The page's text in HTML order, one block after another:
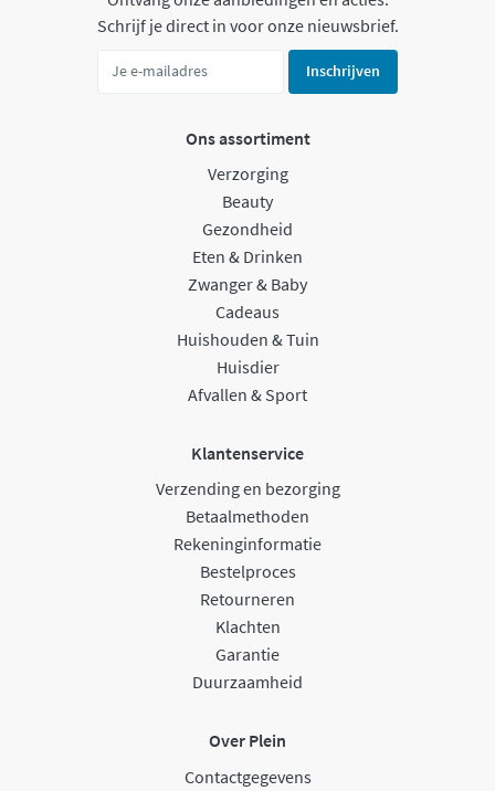
Schrijf je direct in voor onze nieuwsbrief.
Inschrijven
Ons assortiment
Verzorging
Beauty
Gezondheid
Eten & Drinken
Zwanger & Baby
Cadeaus
Huishouden & Tuin
Huisdier
Afvallen & Sport
Klantenservice
Verzending en bezorging
Betaalmethoden
Rekeninginformatie
Bestelproces
Retourneren
Klachten
Garantie
Duurzaamheid
Over Plein
Contactgegevens